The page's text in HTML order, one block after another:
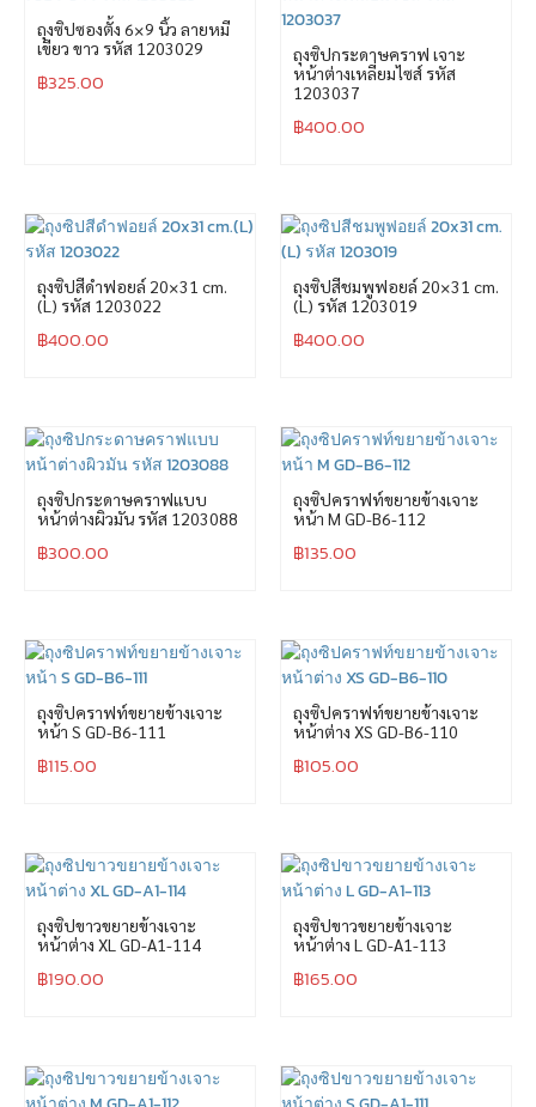
ถุงซิปซองตั้ง 6×9 นิ้ว ลายหมี
เขียว ขาว รหัส 1203029
฿325.00
ถุงซิปกระดาษคราฟ เจาะ
หน้าต่างเหลี่ยมไซส์ รหัส
1203037
฿400.00
ถุงซิปสีดำฟอยล์ 20×31 cm.
(L) รหัส 1203022
฿400.00
ถุงซิปสีชมพูฟอยล์ 20×31 cm.
(L) รหัส 1203019
฿400.00
ถุงซิปกระดาษคราฟแบบ
หน้าต่างผิวมัน รหัส 1203088
฿300.00
ถุงซิปคราฟท์ขยายข้างเจาะ
หน้า M GD-B6-112
฿135.00
ถุงซิปคราฟท์ขยายข้างเจาะ
หน้า S GD-B6-111
฿115.00
ถุงซิปคราฟท์ขยายข้างเจาะ
หน้าต่าง XS GD-B6-110
฿105.00
ถุงซิปขาวขยายข้างเจาะ
หน้าต่าง XL GD-A1-114
฿190.00
ถุงซิปขาวขยายข้างเจาะ
หน้าต่าง L GD-A1-113
฿165.00